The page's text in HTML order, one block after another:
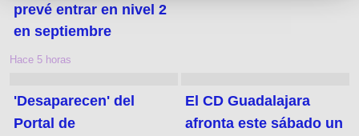
prevé entrar en nivel 2
en septiembre
Hace 5 horas
'Desaparecen' del
Portal de
El CD Guadalajara
afronta este sábado un